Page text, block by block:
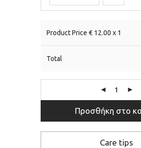
Product Price € 12.00 x 1
Total
Προσθήκη στο
Care tips